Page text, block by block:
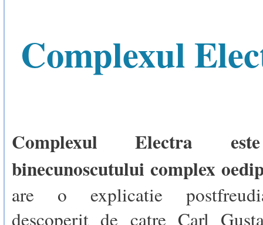
Complexul
Complexul Electra
binecunoscutului complex
are o explicatie
descoperit de catre Carl